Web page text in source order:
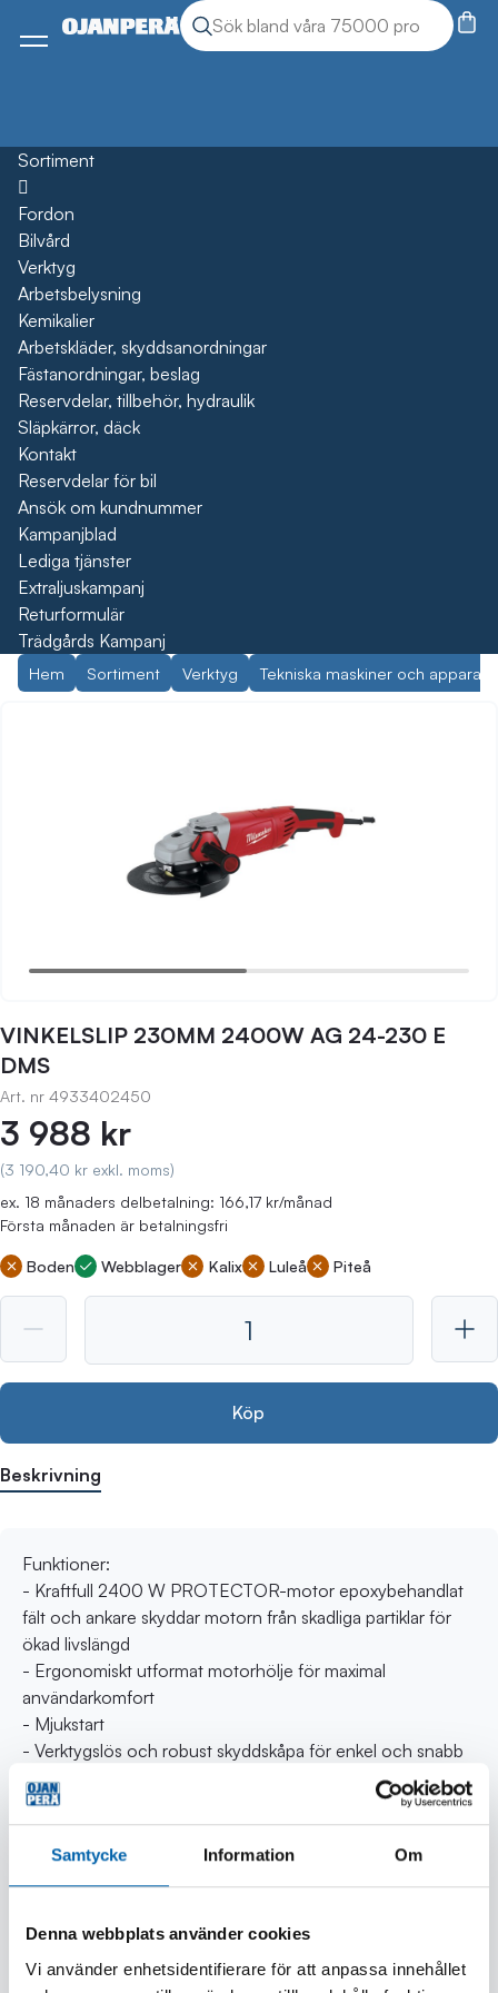
Samtycke Information Om
Denna webbplats använder cookies
Vi använder enhetsidentifierare för att anpassa innehållet
Sök produkter
Sök
Meny
Sortiment
Öppna
Fordon
Bilvård
Verktyg
Arbetsbelysning
Kemikalier
Arbetskläder, skyddsanordningar
Fästanordningar, beslag
Reservdelar, tillbehör, hydraulik
Släpkärror, däck
Kontakt
Reservdelar för bil
Ansök om kundnummer
Kampanjblad
Lediga tjänster
Extraljuskampanj
Returformulär
Trädgårds Kampanj
Hem Sortiment Verktyg Tekniska maskiner och
VINKELSLIP 230MM 2400W AG 24-230 E
DMS
Art. nr 4933402450
3 988 kr
(3 190,40 kr exkl. moms)
ex. 18 månaders delbetalning: 166,17 kr/månad
Första månaden är betalningsfri
Boden Webblager Kalix Luleå Piteå
Köp
Beskrivning
Funktioner:
- Kraftfull 2400 W PROTECTOR-motor epoxybehandlat
fält och ankare skyddar motorn från skadliga partiklar för
ökad livslängd
- Ergonomiskt utformat motorhölje för maximal
användarkomfort
- Mjukstart
- Verktygslös och robust skyddskåpa för enkel och snabb
justering
- Automatiskt självbrytande kolborstar
- 4 meter kabel
Tekniska data:
- varvtal obelastad 6600 rpm
- skiv Ø 230 x 22,2 mm